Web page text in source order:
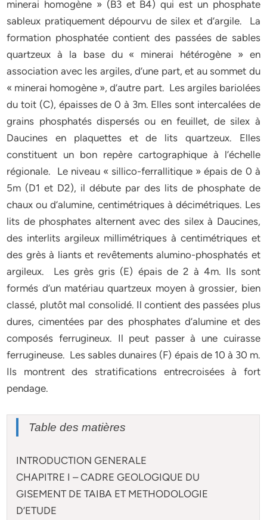
minerai homogène » (B3 et B4) qui est un phosphate
sableux pratiquement dépourvu de silex et d’argile. La
formation phosphatée contient des passées de sables
quartzeux à la base du « minerai hétérogène » en
association avec les argiles, d’une part, et au sommet du
« minerai homogène », d’autre part. Les argiles bariolées
du toit (C), épaisses de 0 à 3m. Elles sont intercalées de
grains phosphatés dispersés ou en feuillet, de silex à
Daucines en plaquettes et de lits quartzeux. Elles
constituent un bon repère cartographique à l’échelle
régionale. Le niveau « sillico-ferrallitique » épais de 0 à
5m (D1 et D2), il débute par des lits de phosphate de
chaux ou d’alumine, centimétriques à décimétriques. Les
lits de phosphates alternent avec des silex à Daucines,
des interlits argileux millimétriques à centimétriques et
des grès à liants et revêtements alumino-phosphatés et
argileux. Les grès gris (E) épais de 2 à 4m. Ils sont
formés d’un matériau quartzeux moyen à grossier, bien
classé, plutôt mal consolidé. Il contient des passées plus
dures, cimentées par des phosphates d’alumine et des
composés ferrugineux. Il peut passer à une cuirasse
ferrugineuse. Les sables dunaires (F) épais de 10 à 30 m.
Ils montrent des stratifications entrecroisées à fort
pendage.
Table des matières
INTRODUCTION GENERALE
CHAPITRE I – CADRE GEOLOGIQUE DU
GISEMENT DE TAIBA ET METHODOLOGIE
D’ETUDE